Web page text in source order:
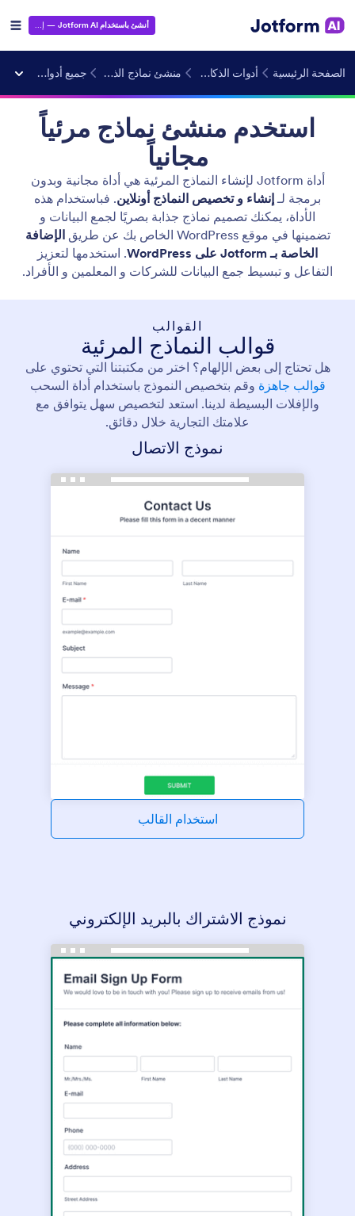
أنشئ باستخدام Jotform AI — إنه مجاني!
الصفحة الرئيسية أدوات الذكاء الاصطناعي منشئ نماذج الذكاء الاصطناعي جميع أدوات إنشاء النماذج
استخدم منشئ نماذج مرئياً
مجانياً
أداة Jotform لإنشاء النماذج المرئية هي أداة مجانية وبدون
برمجة لـإنشاء و تخصيص النماذج أونلاين. فباستخدام هذه
الأداة، يمكنك تصميم نماذج جذابة بصريًا لجمع البيانات و
تضمينها في موقع WordPress الخاص بك عن طريق
الإضافة
الخاصة بـ Jotform على WordPress
. استخدمها لتعزيز
التفاعل و تبسيط جمع البيانات للشركات و المعلمين و الأفراد.
القوالب
قوالب النماذج المرئية
هل تحتاج إلى بعض الإلهام؟ اختر من مكتبتنا التي تحتوي على
قوالب جاهزة وقم بتخصيص النموذج باستخدام أداة السحب
والإفلات البسيطة لدينا. استعد لتخصيص سهل يتوافق مع
علامتك التجارية خلال دقائق.
نموذج الاتصال
استخدام القالب
نموذج الاشتراك بالبريد الإلكتروني